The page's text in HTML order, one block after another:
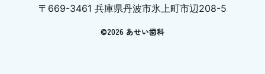
〒669-3461 兵庫県丹波市氷上町市辺208-5
©2026 あせい歯科